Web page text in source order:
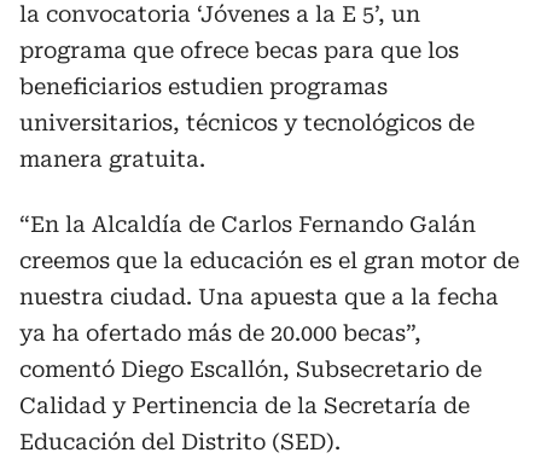
la convocatoria ‘Jóvenes a la E 5’, un
programa que ofrece becas para que los
beneficiarios estudien programas
universitarios, técnicos y tecnológicos de
manera gratuita.
“En la Alcaldía de Carlos Fernando Galán
creemos que la educación es el gran motor de
nuestra ciudad. Una apuesta que a la fecha
ya ha ofertado más de 20.000 becas”,
comentó Diego Escallón, Subsecretario de
Calidad y Pertinencia de la Secretaría de
Educación del Distrito (SED).